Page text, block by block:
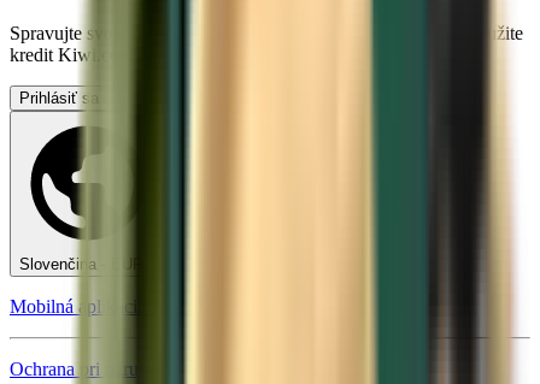
Spravujte svoje rezervácie, nastavte si upozornenia na ceny, využite
kredit Kiwi.com a získajte podporu na mieru.
Prihlásiť sa
Slovenčina - EUR €
Mobilná aplikácia Kiwi.com
Ochrana pri narušení cesty